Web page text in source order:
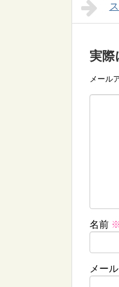
実際
メール
名前 ※
メール